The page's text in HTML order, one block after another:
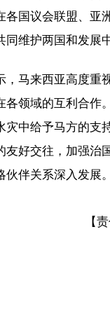
各国议会联盟、亚
维护两国和发展
，马来西亚高度重
各领域的互利合作
灾中给予马方的支
友好交往，加强治
伴关系深入发展。
【